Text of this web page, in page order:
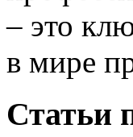
– это
в мире
Статьи